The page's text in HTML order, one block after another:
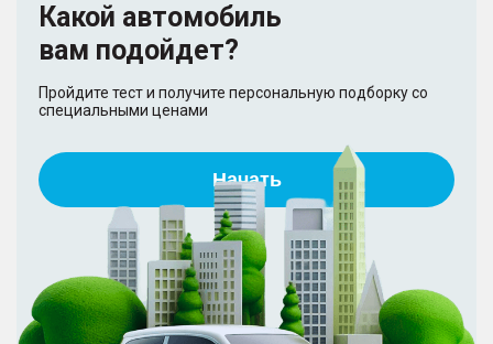
Какой автомобиль
вам подойдет?
Пройдите тест и получите персональную подборку со
специальными ценами
Начать